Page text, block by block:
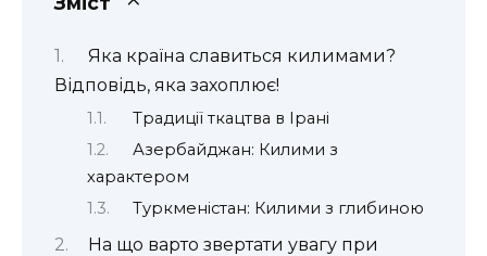
Яка країна славиться килимами?
Відповідь, яка захоплює!
Традиції ткацтва в Ірані
Азербайджан: Килими з
характером
Туркменістан: Килими з глибиною
На що варто звертати увагу при